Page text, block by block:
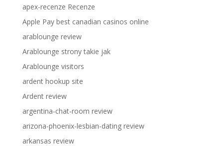
apex-recenze Recenze
Apple Pay best canadian casinos online
arablounge review
Arablounge strony takie jak
Arablounge visitors
ardent hookup site
Ardent review
argentina-chat-room review
arizona-phoenix-lesbian-dating review
arkansas review